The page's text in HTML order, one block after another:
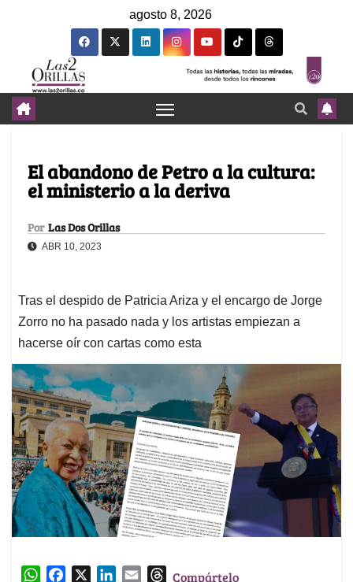
agosto 8, 2026
El abandono de Petro a la cultura:
el ministerio a la deriva
Por Las Dos Orillas
ABR 10, 2023
Tras el despido de Patricia Ariza y el encargo de Jorge
Zorro no ha pasado nada y los artistas empiezan a
hacerse oír con cartas como esta
W
TCompártelo